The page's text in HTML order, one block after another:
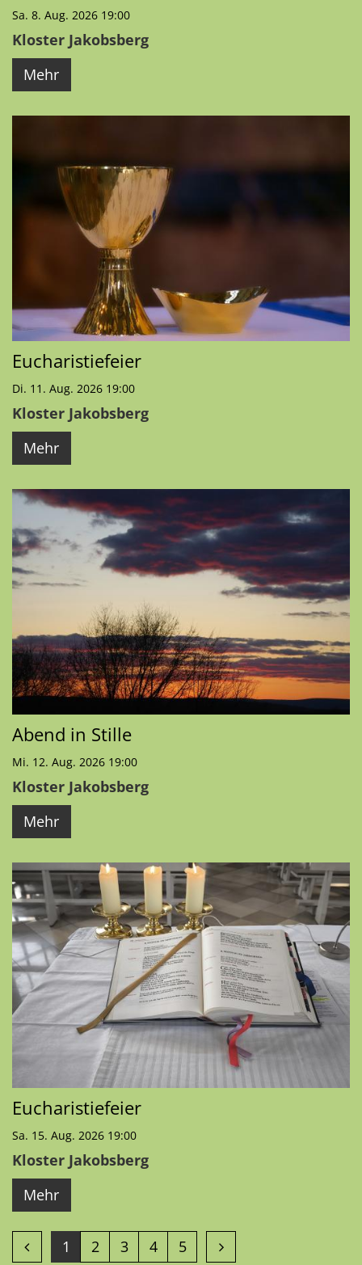
Sa. 8. Aug. 2026 19:00
Kloster Jakobsberg
Mehr
Eucharistiefeier
Di. 11. Aug. 2026 19:00
Kloster Jakobsberg
Mehr
Abend in Stille
Mi. 12. Aug. 2026 19:00
Kloster Jakobsberg
Mehr
Eucharistiefeier
Sa. 15. Aug. 2026 19:00
Kloster Jakobsberg
Mehr
Vorherige Seite
1 2 3 4 5 Nächste Seite